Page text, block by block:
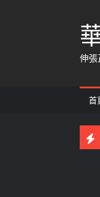
伸張
首
啡暨食品展 讓公益